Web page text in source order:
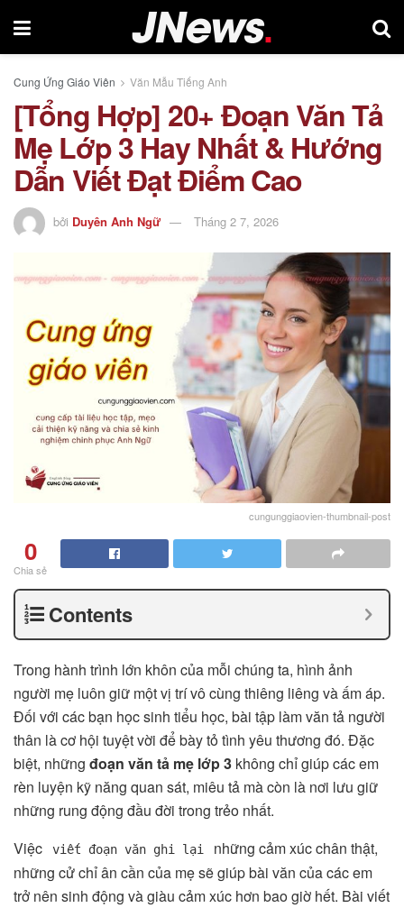
Cung Ứng Giáo Viên Văn Mẫu Tiếng Anh
[Tổng Hợp] 20+ Đoạn Văn Tả
Mẹ Lớp 3 Hay Nhất & Hướng
Dẫn Viết Đạt Điểm Cao
bởi Duyên Anh Ngữ Tháng 2 7, 2026
cungunggiaovien-thumbnail-post
0
Chia sẻ
Contents
Trong hành trình lớn khôn của mỗi chúng ta, hình ảnh
người mẹ luôn giữ một vị trí vô cùng thiêng liêng và ấm áp.
Đối với các bạn học sinh tiểu học, bài tập làm văn tả người
thân là cơ hội tuyệt vời để bày tỏ tình yêu thương đó. Đặc
biệt, những đoạn văn tả mẹ lớp 3 không chỉ giúp các em
rèn luyện kỹ năng quan sát, miêu tả mà còn là nơi lưu giữ
những rung động đầu đời trong trẻo nhất.
Việc
viết đoạn văn ghi lại
những cảm xúc chân thật,
những cử chỉ ân cần của mẹ sẽ giúp bài văn của các em
trở nên sinh động và giàu cảm xúc hơn bao giờ hết. Bài viết